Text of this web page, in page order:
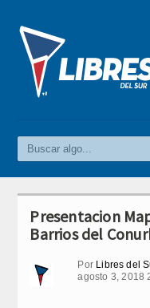
Presentacion
Barrios del
Por Libres del
agosto 3, 2018